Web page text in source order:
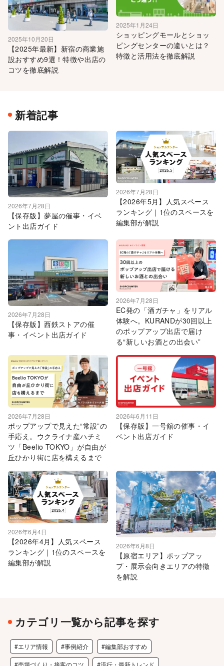
2025年10月20日
【2025年最新】新宿の商業施
設おすすめ9選！特徴や出店の
コツを徹底解説
2025年1月24日
ショッピングモールとショッ
ピングセンターの違いとは？
特徴と活用法を徹底解説
新着記事
2026年7月28日
【保存版】夢屋の催事・イベ
ント出店ガイド
2026年7月28日
【2026年5月】人気スペース
ランキング｜1位のスペースを
編集部が解説
2026年7月28日
【保存版】西鉄ストアの催
事・イベント出店ガイド
2026年7月28日
EC発の「酒ガチャ」をリアル
体験へ。KURANDが30回以上
のポップアップ出店で届け
る“新しいお酒との出会い”
2026年7月28日
ポップアップで見えた“常設”の
手応え。ウクライナ産ハチミ
ツ「Beelio TOKYO」が自由が
丘ひかり街に店を構えるまで
2026年6月11日
【保存版】一号舘の催事・イ
ベント出店ガイド
2026年6月4日
【2026年4月】人気スペース
ランキング｜1位のスペースを
編集部が解説
2026年6月8日
【原宿エリア】ポップアッ
プ・展示会向きエリアの特徴
を解説
カテゴリ一覧から記事を探す
#エリア情報 #事例紹介 #編集部おすすめ